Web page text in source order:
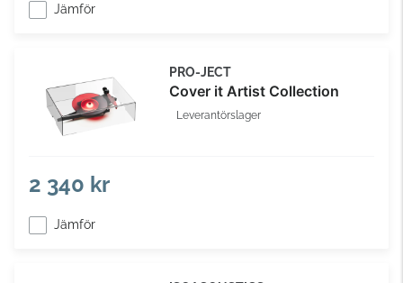
Jämför
PRO-JECT
Cover it Artist Collection
Leverantörslager
2 340 kr
Jämför